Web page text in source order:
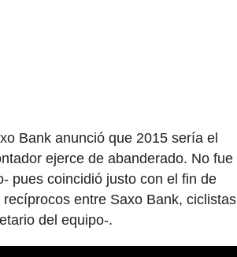
Bank anunció que 2015 sería el
ejerce de abanderado. No fue
pues coincidió justo con el fin de
entre Saxo Bank, ciclistas
del equipo-.